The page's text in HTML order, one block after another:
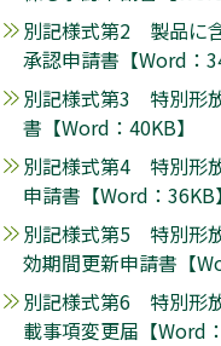
別記様式第2 製品に
承認申請書【Word ：
別記様式第3 特別形
書【Word ：40KB】
別記様式第4 特別形
申請書【Word ：36KB】
別記様式第5 特別形
効期間更新申請書【
別記様式第6 特別形
載事項変更届【Word